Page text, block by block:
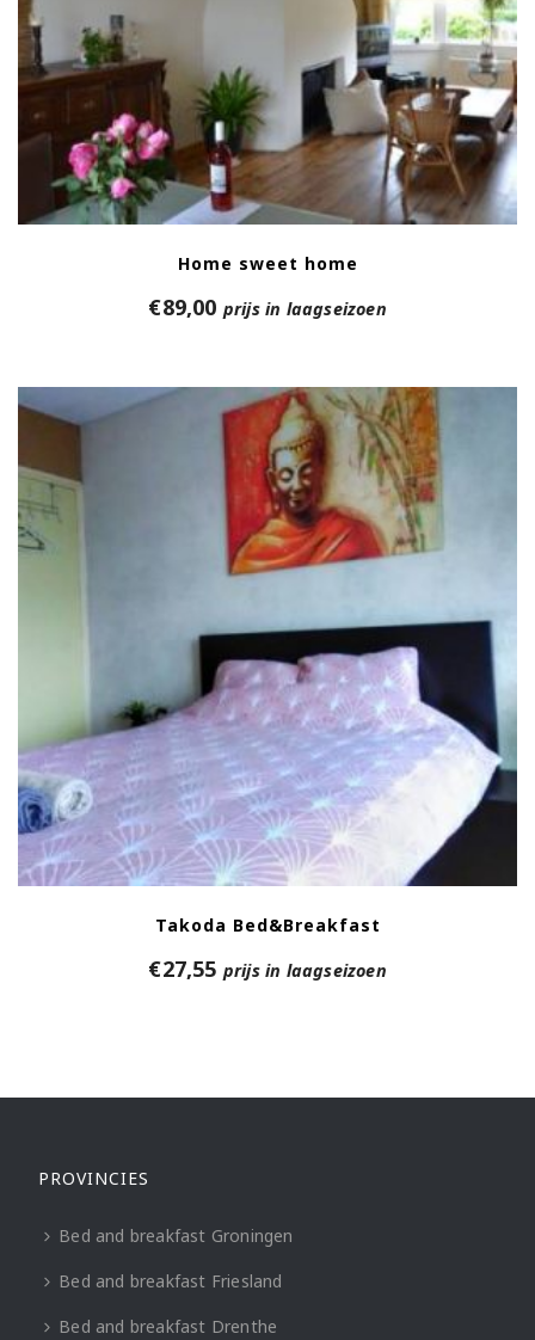
Home sweet home
€89,00 prijs in laagseizoen
Takoda Bed&Breakfast
€27,55 prijs in laagseizoen
PROVINCIES
Bed and breakfast Groningen
Bed and breakfast Friesland
Bed and breakfast Drenthe